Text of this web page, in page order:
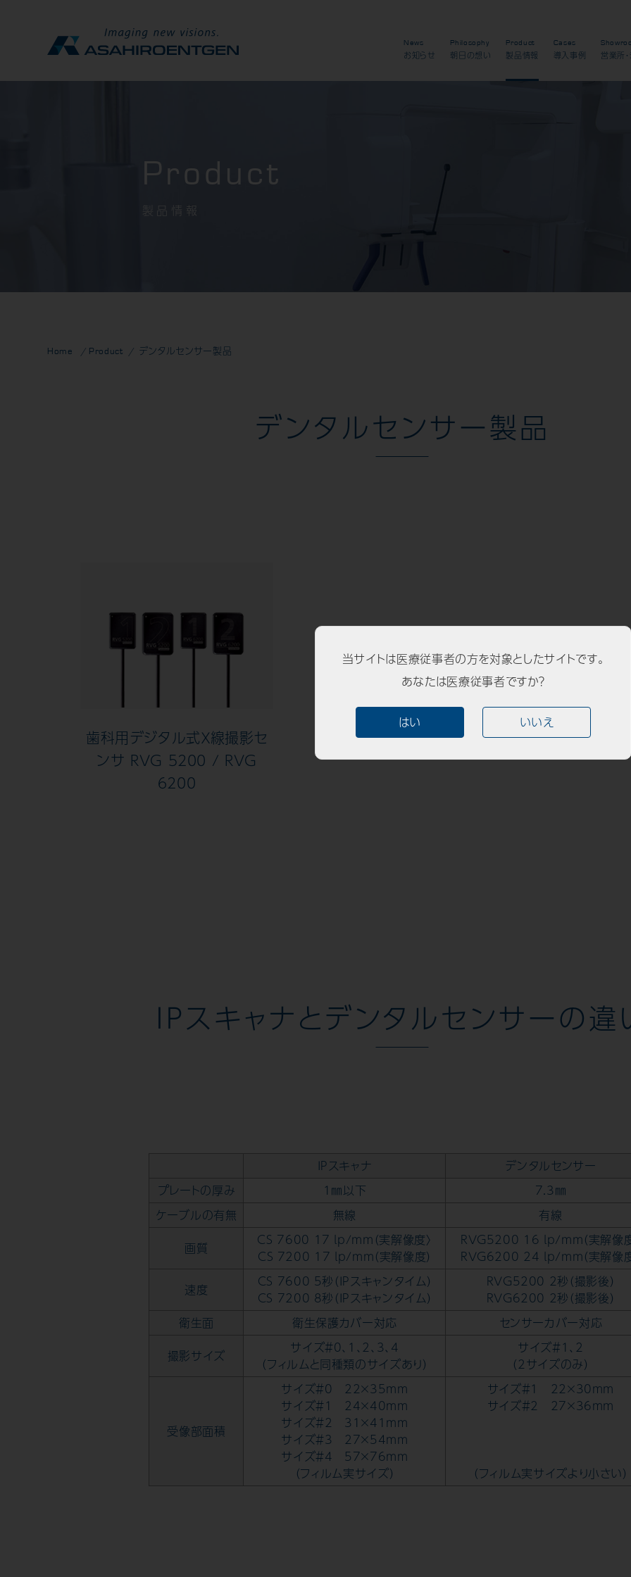
News
お知らせ
Philosophy
朝日の想い
Product
製品情報
Cases
導入事例
営業所
Product
製品情報
Home Product デンタルセンサー製品
デンタルセンサー製品
歯科用デジタル式Ｘ線撮影セ
ンサ RVG 5200 / RVG
6200
IPスキャナとデンタルセンサーの違
IPスキャナ
デンタルセンサー
プレートの厚み
1㎜以下
7.3㎜
ケーブルの有無
無線
有線
画質
CS 7600 17 lp/mm（実解像度〉
CS 7200 17 lp/mm（実解像度）
RVG5200 16 lp/mm（実解像度
RVG6200 24 lp/mm（実解像度
速度
CS 7600 5秒（IPスキャンタイム）
CS 7200 8秒（IPスキャンタイム）
RVG5200 2秒（撮影後）
RVG6200 2秒（撮影後）
衛生面
衛生保護カバー対応
センサーカバー対応
撮影サイズ
サイズ＃0、1、2、3、4
（フィルムと同種類のサイズあり）
サイズ＃1、2
（2サイズのみ）
受像部面積
サイズ＃0 22×35mm
サイズ＃1 24×40mm
サイズ＃2 31×41mm
サイズ＃3 27×54mm
サイズ＃4 57×76mm
（フィルム実サイズ）
サイズ＃1 22×30mm
サイズ＃2 27×36mm
（フィルム実サイズより小さい）
当サイトは医療従事者の方を対象としたサイトです。
あなたは医療従事者ですか？
はい いいえ